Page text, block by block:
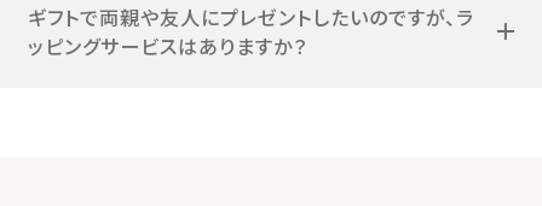
ギフトで両親や友人にプレゼントしたいのですが、ラ
ッピングサービスはありますか？